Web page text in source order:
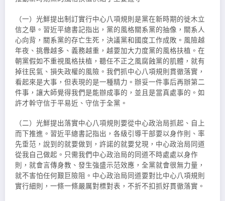
（一）光鮮提出制訂實行中心八項規則是黨在新時期的徙木立
信之舉。習近平總書記指出，黨的風格關系黨的抽像，關系人
心向背，關系黨的存亡生死，決議黨和國度工作成敗。風險越
年夜、挑釁越多、義務越重，越要加大力度黨的風格扶植。在
朝黨假如不重視風格扶植，聽任不正之風腐蝕黨的肌體，就有
掉往民氣、損失政權的風險。我們抓中心八項規則貫徹落實，
看起來是大事，但表現的是一種精力。辦妥一件事后再辦第二
件事，讓大師覺得我們是能辦成事的，並且是當真處事的。如
許才幹守信于平易近、守信于全黨。
（二）光鮮提出落實中心八項規則要從中心政治局抓起、自上
而下推進。習近平總書記指出，各級引導干部要以身作則、率
先垂范，說到的就要做到，許諾的就要兌現，中心政治局同道
從我自己做起。只需我們中心政治局的同道不時處處以身作
則，就會言傳身教、發生強盛示范效應，全黨就會很無力量，
就不害怕任何艱巨險阻。中心政治局同道要對比中心八項規則
實行細則，一條一條嚴厲對標對表，不折不扣抓好貫徹落實。